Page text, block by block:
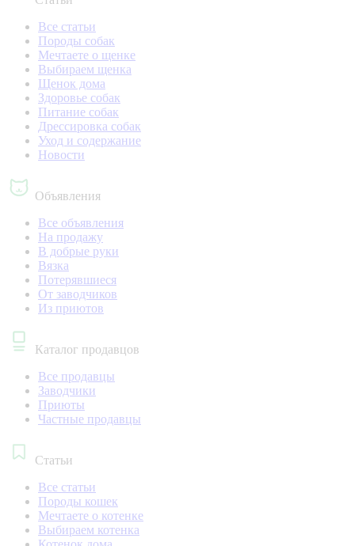
Все статьи
Породы собак
Мечтаете о щенке
Выбираем щенка
Щенок дома
Здоровье собак
Питание собак
Дрессировка собак
Уход и содержание
Новости
Объявления
Все объявления
На продажу
В добрые руки
Вязка
Потерявшиеся
От заводчиков
Из приютов
Каталог продавцов
Все продавцы
Заводчики
Приюты
Частные продавцы
Статьи
Все статьи
Породы кошек
Мечтаете о котенке
Выбираем котенка